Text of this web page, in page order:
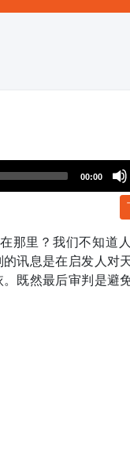
00:00
那里？我们不知道
讯息是在启发人对
既然最后审判是避